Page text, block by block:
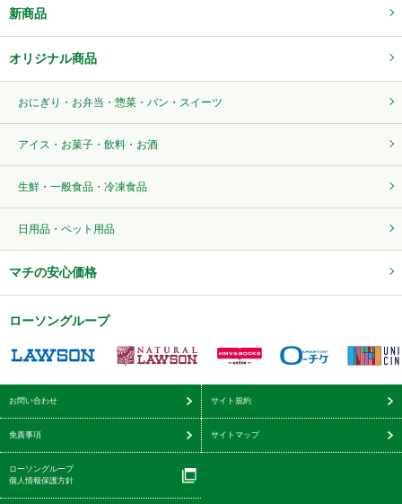
新商品
オリジナル商品
おにぎり・お弁当・惣菜・パン・スイーツ
アイス・お菓子・飲料・お酒
生鮮・一般食品・冷凍食品
日用品・ペット用品
マチの安心価格
ローソングループ
お問い合わせ サイト規約
免責事項 サイトマップ
ローソングループ
個人情報保護方針